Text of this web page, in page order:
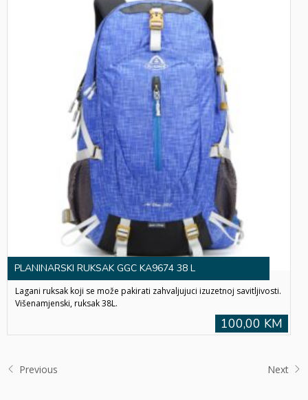
PLANINARSKI RUKSAK GGC KA9674 38 L
Lagani ruksak koji se može pakirati zahvaljujuci izuzetnoj savitljivosti.
Višenamjenski, ruksak 38L.
100,00 KM
Previous Next